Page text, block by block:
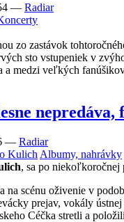
— Radiar
zo zastávok
sto vstupeniek v
a medzi veľkých
nepredáva,
— Radiar
Kulich Albumy, nahrávky
, sa po niekoľkoročnej
na scénu oživenie v
prejav, vokály
Céčka stretli a